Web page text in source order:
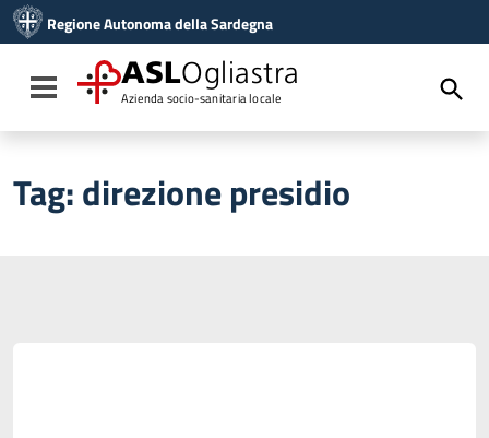
Vai al menu di navigazione
Vai al footer
Regione Autonoma della Sardegna
Toggle navigation
ASLOgliastra
Azienda socio-sanitaria locale
Tag:direzione presidio